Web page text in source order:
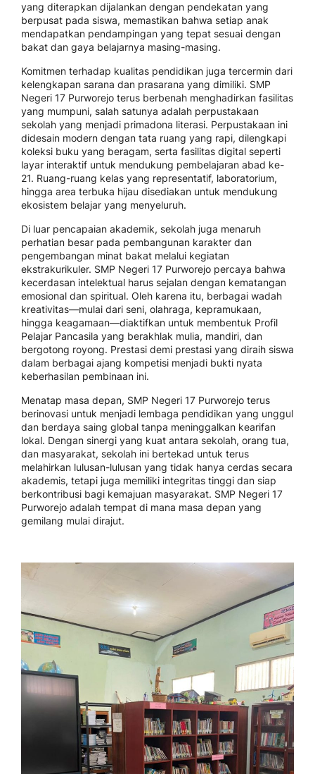
yang diterapkan dijalankan dengan pendekatan yang
berpusat pada siswa, memastikan bahwa setiap anak
mendapatkan pendampingan yang tepat sesuai dengan
bakat dan gaya belajarnya masing-masing.
Komitmen terhadap kualitas pendidikan juga tercermin dari
kelengkapan sarana dan prasarana yang dimiliki. SMP
Negeri 17 Purworejo terus berbenah menghadirkan fasilitas
yang mumpuni, salah satunya adalah perpustakaan
sekolah yang menjadi primadona literasi. Perpustakaan ini
didesain modern dengan tata ruang yang rapi, dilengkapi
koleksi buku yang beragam, serta fasilitas digital seperti
layar interaktif untuk mendukung pembelajaran abad ke-
21. Ruang-ruang kelas yang representatif, laboratorium,
hingga area terbuka hijau disediakan untuk mendukung
ekosistem belajar yang menyeluruh.
Di luar pencapaian akademik, sekolah juga menaruh
perhatian besar pada pembangunan karakter dan
pengembangan minat bakat melalui kegiatan
ekstrakurikuler. SMP Negeri 17 Purworejo percaya bahwa
kecerdasan intelektual harus sejalan dengan kematangan
emosional dan spiritual. Oleh karena itu, berbagai wadah
kreativitas—mulai dari seni, olahraga, kepramukaan,
hingga keagamaan—diaktifkan untuk membentuk Profil
Pelajar Pancasila yang berakhlak mulia, mandiri, dan
bergotong royong. Prestasi demi prestasi yang diraih siswa
dalam berbagai ajang kompetisi menjadi bukti nyata
keberhasilan pembinaan ini.
Menatap masa depan, SMP Negeri 17 Purworejo terus
berinovasi untuk menjadi lembaga pendidikan yang unggul
dan berdaya saing global tanpa meninggalkan kearifan
lokal. Dengan sinergi yang kuat antara sekolah, orang tua,
dan masyarakat, sekolah ini bertekad untuk terus
melahirkan lulusan-lulusan yang tidak hanya cerdas secara
akademis, tetapi juga memiliki integritas tinggi dan siap
berkontribusi bagi kemajuan masyarakat. SMP Negeri 17
Purworejo adalah tempat di mana masa depan yang
gemilang mulai dirajut.